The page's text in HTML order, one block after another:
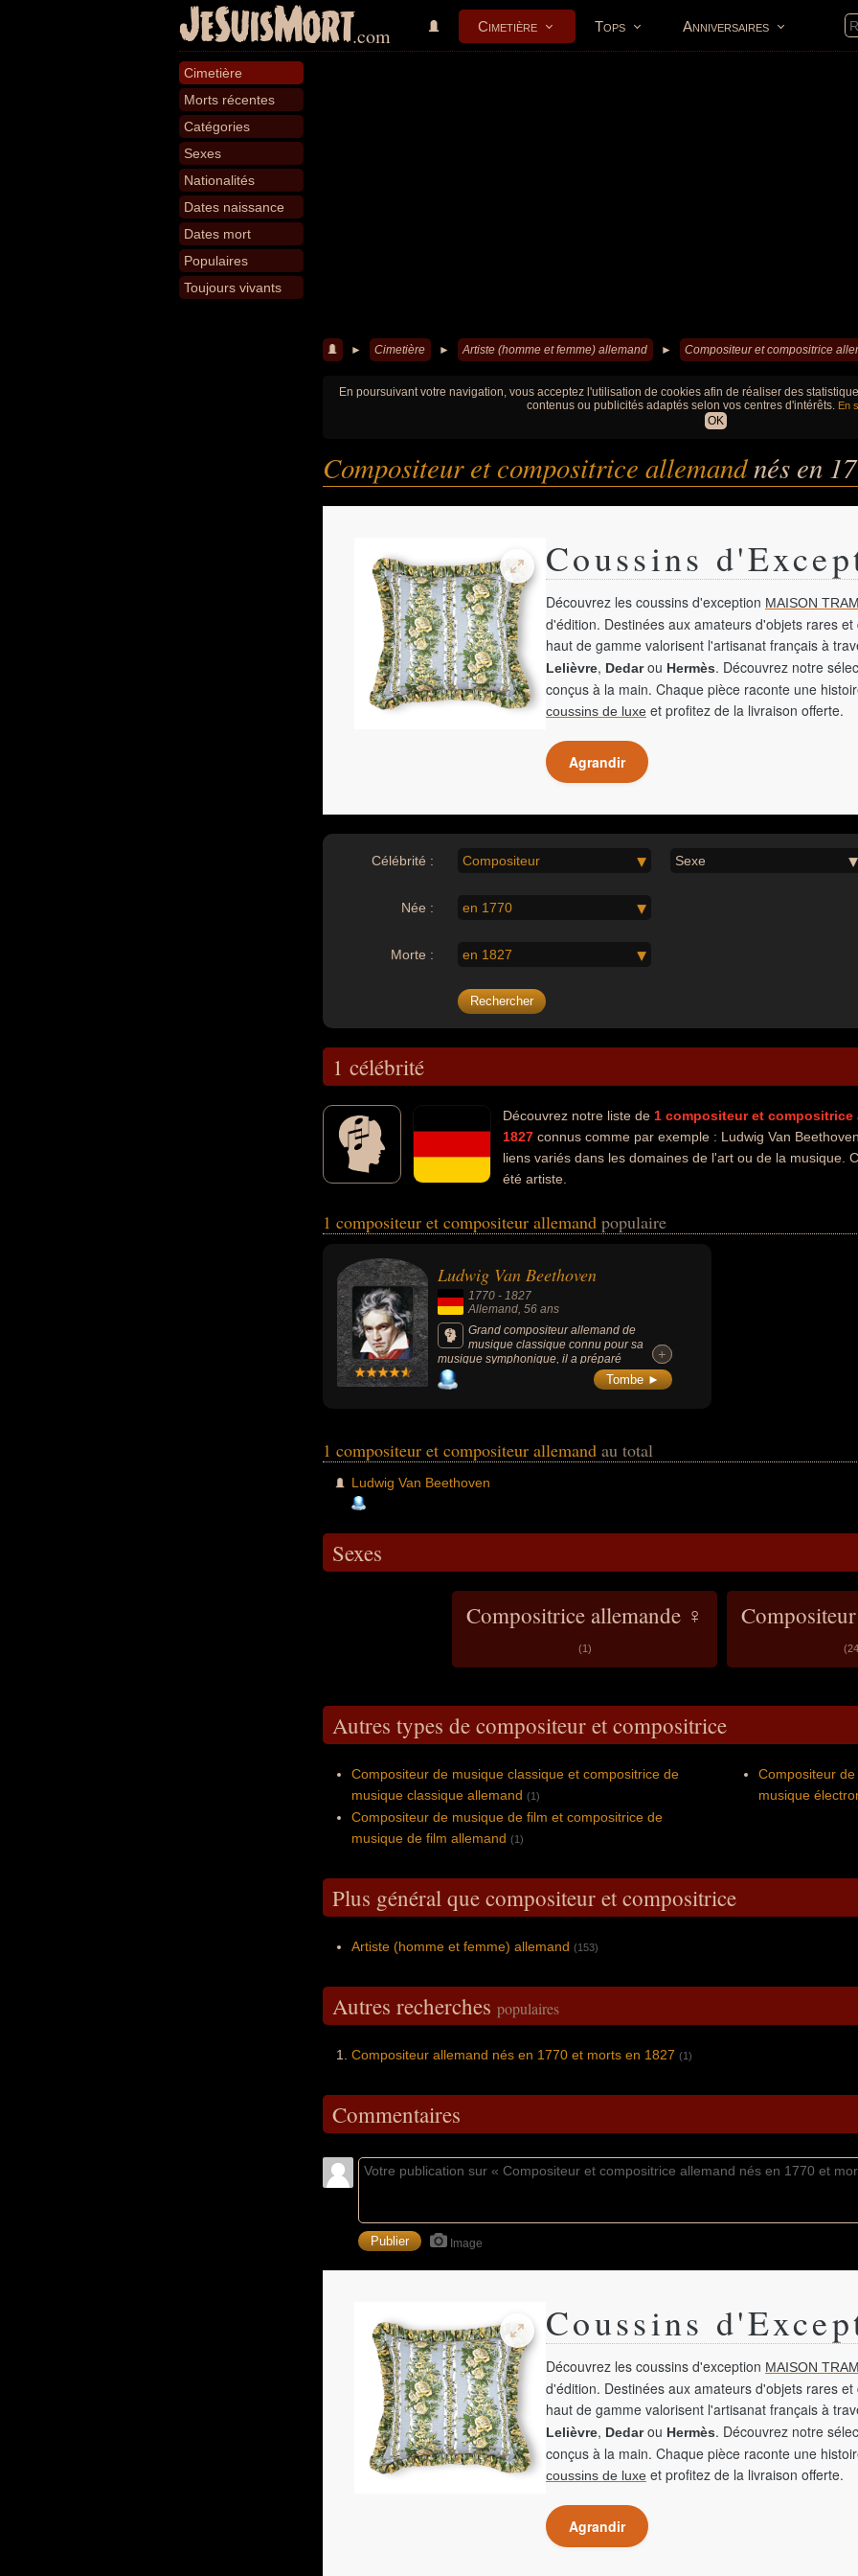
JeSuisMort.com Cimetière Tops Anniversaires
Cimetière
Morts récentes
Catégories
Sexes
Nationalités
Dates naissance
Dates mort
Populaires
Toujours vivants
► Cimetière ► Artiste (homme et femme) allemand ► Compositeur et compositrice
En poursuivant votre navigation, vous acceptez l'utilisation de cookies afin de réaliser des
contenus ou publicités adaptés selon vos centres d'intérêts. En
OK
Compositeur et compositrice allemandnés en
Coussins
Découvrez les coussins d'exception MAISON
d'édition. Destinées aux amateurs d'objets rares
haut de gamme valorisent l'artisanat français à
Lelièvre, Dedarou Hermès. Découvrez notre
conçus à la main. Chaque pièce raconte une
coussins de luxe et profitez de la livraison offerte.
Agrandir
Célébrité : Compositeur Sexe
Née : en 1770
Morte : en 1827
1 célébrité
Découvrez notre liste de 1 compositeur et compositrice
1827 connus comme par exemple : Ludwig Van
liens variés dans les domaines de l'art ou de la musique.
été artiste.
1 compositeur et compositeur allemand populaire
Ludwig Van Beethoven
1770 - 1827
Allemand, 56 ans
Grand compositeur allemand de
musique classique connu pour sa
musique symphonique, il a préparé
l’évolution vers le romantisme en musique et
influencé la musique occidentale pendant
lettre à Élise », etc.
+
+
Tombe ►
1 compositeur et compositeur allemand au total
Ludwig Van Beethoven
Sexes
Compositrice allemande ♀
(1)
Autres types de compositeur et compositrice
Compositeur de musique classique et compositrice de
musique classique allemand (1)
Compositeur de musique de film et compositrice de
musique de film allemand (1)
Compositeur
musique
Plus général que compositeur et compositrice
Artiste (homme et femme) allemand (153)
Autres recherches populaires
Compositeur allemand nés en 1770 et morts en 1827 (1)
Commentaires
Image
Coussins
Découvrez les coussins d'exception MAISON
d'édition. Destinées aux amateurs d'objets rares
haut de gamme valorisent l'artisanat français à
Lelièvre, Dedarou Hermès. Découvrez notre
conçus à la main. Chaque pièce raconte une
coussins de luxe et profitez de la livraison offerte.
Agrandir